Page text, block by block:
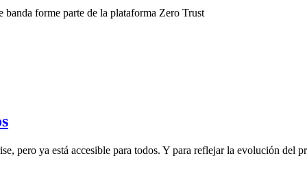
forme parte de la plataforma Zero Trust
pero ya está accesible para todos. Y para reflejar la evolución del